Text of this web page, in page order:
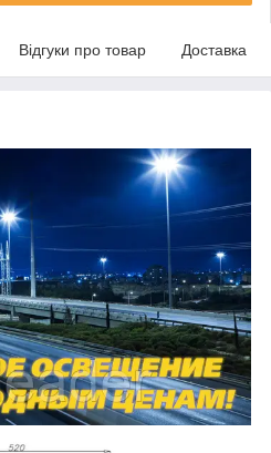
Відгуки про товар Доставка